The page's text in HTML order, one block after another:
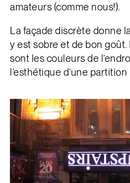
amateurs (comme nous!).
La façade discrète donne
y est sobre et de bon
sont les couleurs de
l’esthétique d’une